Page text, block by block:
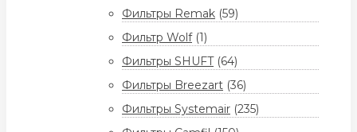
Фильтры Remak (59)
Фильтр Wolf (1)
Фильтры SHUFT (64)
Фильтры Breezart (36)
Фильтры Systemair (235)